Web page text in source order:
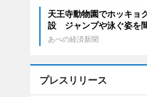
天王寺動物園でホッキョ
設 ジャンプや泳ぐ姿を
あべの経済新聞
プレスリリース